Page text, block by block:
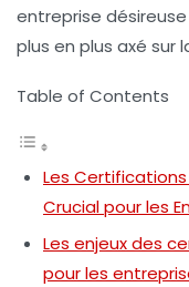
entreprise
plus en plus axé sur
Table of Contents
Les Certifications
Crucial pour les
Les enjeux des
pour les